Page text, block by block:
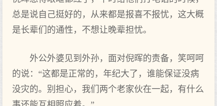
总是说自己挺好的，从来都是报喜不报忧，这大概
是长辈们的通性，不想让晚辈担忧。
外公外婆见到外孙，面对倪晖的责备，笑呵呵
的说：“这都是正常的，年纪大了，谁能保证没病
没灾的。别担心，我们两个老家伙在一起，有什么